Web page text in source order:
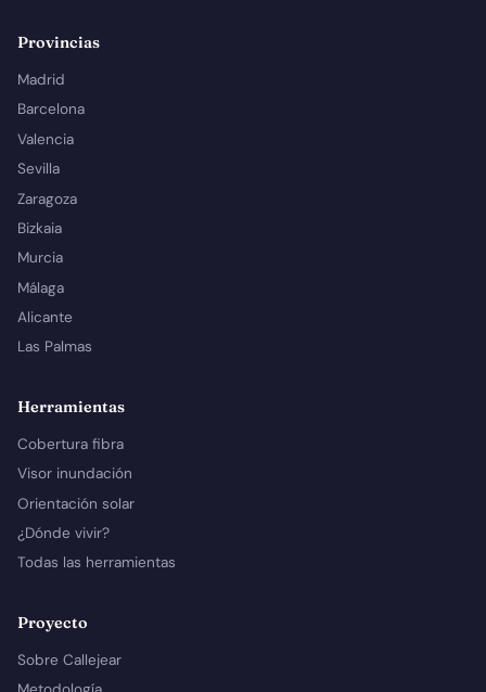
Provincias
Madrid
Barcelona
Valencia
Sevilla
Zaragoza
Bizkaia
Murcia
Málaga
Alicante
Las Palmas
Herramientas
Cobertura fibra
Visor inundación
Orientación solar
¿Dónde vivir?
Todas las herramientas
Proyecto
Sobre Callejear